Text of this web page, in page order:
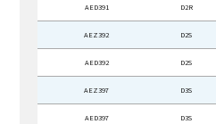
AED391 D2R
AEZ392 D2S
AED392 D2S
AEZ397 D3S
AED397 D3S